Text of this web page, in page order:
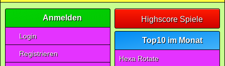
Anmelden
Login
Registrieren
Highscore Spiele
Top10 im Monat
Hexa Rotate